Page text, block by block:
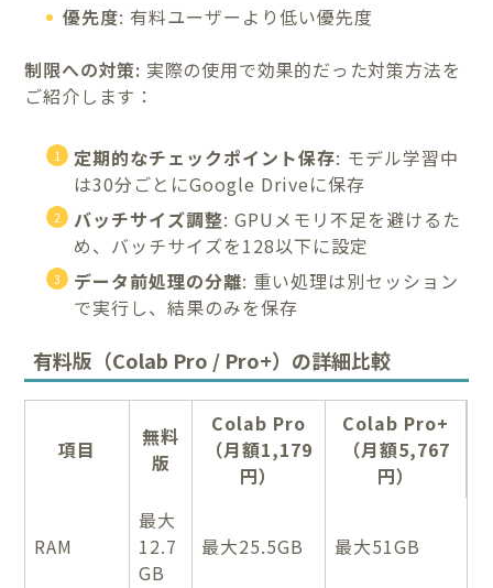
優先度: 有料ユーザーより低い優先度
制限への対策: 実際の使用で効果的だった対策方法を
ご紹介します：
定期的なチェックポイント保存: モデル学習中
は30分ごとにGoogle Driveに保存
バッチサイズ調整: GPUメモリ不足を避けるた
め、バッチサイズを128以下に設定
データ前処理の分離: 重い処理は別セッション
で実行し、結果のみを保存
有料版（Colab Pro / Pro+）の詳細比較
項目
無料
版
Colab Pro
（月額1,179
円）
Colab Pro+
（月額5,767
円）
RAM
最大
12.7
GB
最大25.5GB 最大51GB